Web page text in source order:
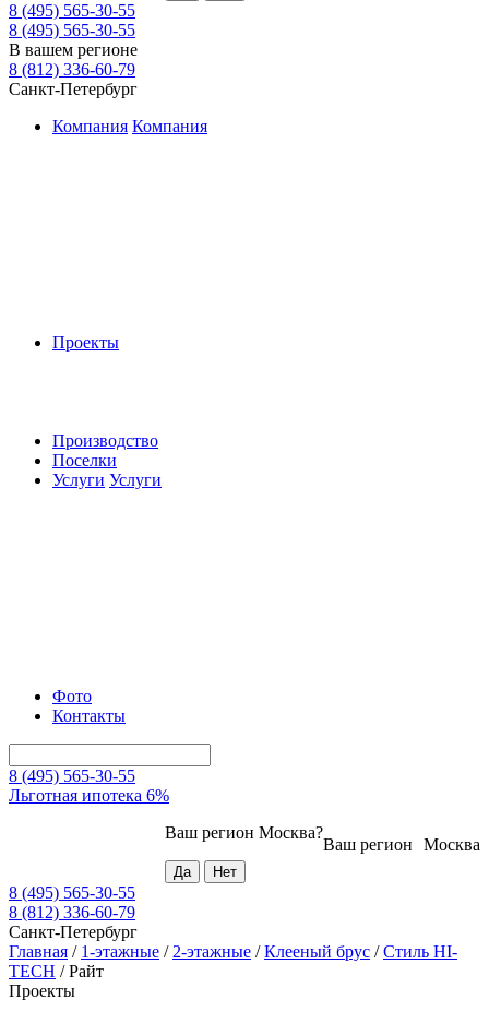
8 (495) 565-30-55
8 (495) 565-30-55
В вашем регионе
8 (812) 336-60-79
Санкт-Петербург
Компания Компания
Проекты
Производство
Поселки
Услуги Услуги
Фото
Контакты
8 (495) 565-30-55
Льготная ипотека 6%
Москва
Ваш регион
Ваш регион Москва?
8 (495) 565-30-55
8 (812) 336-60-79
Санкт-Петербург
Главная / 1-этажные / 2-этажные /Клееный брус /Стиль HI-
TECH /Райт
Проекты